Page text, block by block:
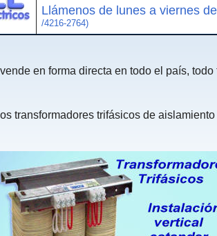
Llámenos de lunes a viernes
/4216-2764)
en forma directa en todo el país,
transformadores trifásicos de